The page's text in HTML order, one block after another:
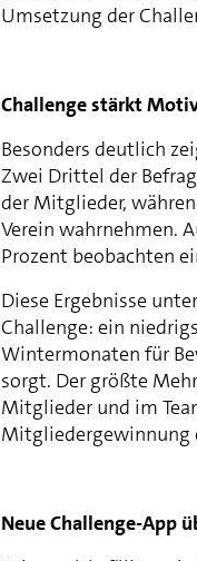
Umsetzung der
Challenge stärkt
Besonders deutlich
Zwei Drittel der
der Mitglieder,
Verein wahrnehmen.
Prozent beobachten
Diese Ergebnisse
Challenge: ein
Wintermonaten für
sorgt. Der größte
Mitglieder und im
Mitgliedergewinnung
Neue Challenge-App